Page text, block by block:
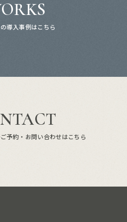
導入事例はこちら
予約・お問い合わせはこちら